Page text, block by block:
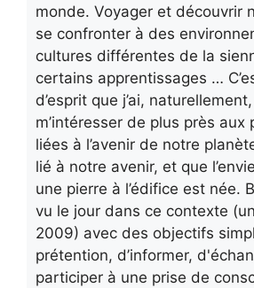
monde. Voyager et découvrir
se confronter à des
cultures différentes de la
certains apprentissages …
d’esprit que j’ai,
m’intéresser de plus près aux
liées à l’avenir de notre
lié à notre avenir, et que
une pierre à l’édifice est née.
vu le jour dans ce contexte
2009) avec des objectifs
prétention, d’informer,
participer à une prise de